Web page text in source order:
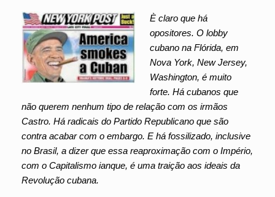
È claro que há
opositores. O lobby
cubano na Flórida, em
Nova York, New Jersey,
Washington, é muito
forte. Há cubanos que
não querem nenhum tipo de relação com os irmãos
Castro. Há radicais do Partido Republicano que são
contra acabar com o embargo. E há fossilizado, inclusive
no Brasil, a dizer que essa reaproximação com o Império,
com o Capitalismo ianque, é uma traição aos ideais da
Revolução cubana.